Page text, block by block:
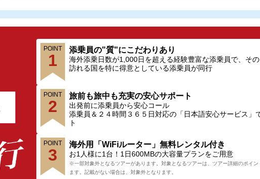
POINT
1
添乗員の"質"にこだわりあり
海外添乗日数が1,000日を超える経験豊富な添乗員で、そ
訪れる国を特に得意としている添乗員が同行
POINT
2
旅前も旅中も充実の安心サポート
出発前に添乗員から安心コール
添乗員＆２４時間３６５日対応の「日本語安心サービス」
ト
POINT
3
海外用「WiFiルーター」無料レンタル付き
お1人様に1台！1日600MBの大容量プランをご用意
※一部対象外となるツアーがあります。対象となるツアーは、ツアー詳細のポイン
ます。記載がない場合は、対象外となります。